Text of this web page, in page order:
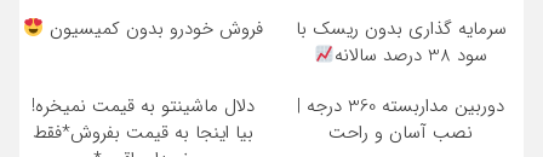
سرمایه گذاری بدون ریسک با
سود 38 درصد سالانه
فروش خودرو بدون کمیسیون
دوربین مداربسته 360 درجه |
نصب آسان و راحت
دلال ماشینتو به قیمت نمیخره!
بیا اینجا به قیمت بفروش*فقط